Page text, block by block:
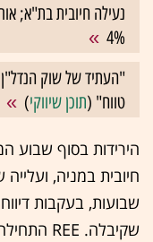
4%
"העתיד של שוק הנדל"ן
טווח" (תוכן שיווקי)
הירידות בסוף שבוע
שבועות, בעקבות